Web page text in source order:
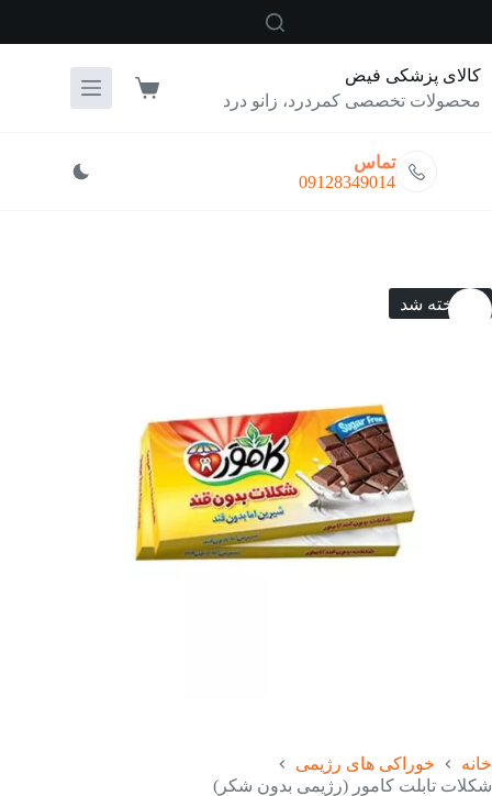
کالای پزشکی فیض
محصولات تخصصی کمردرد، زانو درد
سبد
تماس
09128349014
فروخته شد
خانه
خوراکی های رژیمی
شکلات تابلت کامور (رژیمی بدون شکر)